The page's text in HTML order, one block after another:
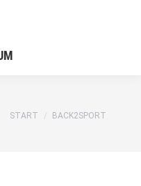
Sie befinden sich hier:
START BACK2SPORT